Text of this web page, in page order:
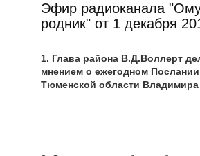
Эфир радиоканала
родник" от 1 декабря
1. Глава района В.Д.Воллерт
мнением о ежегодном Послании
Тюменской области